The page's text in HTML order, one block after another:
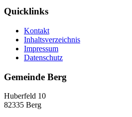
Quicklinks
Kontakt
Inhaltsverzeichnis
Impressum
Datenschutz
Gemeinde Berg
Huberfeld 10
82335 Berg